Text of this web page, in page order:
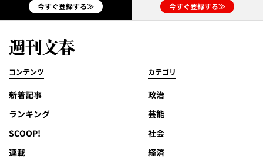
今すぐ登録する≫ 今すぐ登録する≫
コンテンツ
新着記事
ランキング
SCOOP!
連載
カテゴリ
政治
芸能
社会
経済